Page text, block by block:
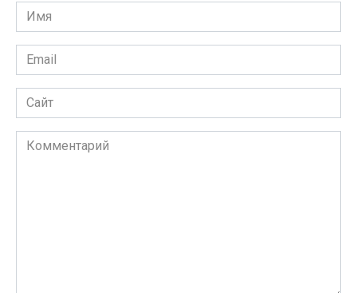
Имя
*
Email
*
Сайт
Комментарий